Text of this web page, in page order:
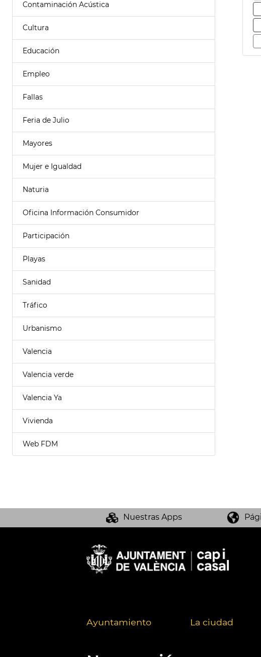
Contaminación Acústica
Cultura
Educación
Empleo
Fallas
Feria de Julio
Mayores
Mujer e Igualdad
Naturia
Oficina Información Consumidor
Participación
Playas
Sanidad
Tráfico
Urbanismo
Valencia
Valencia verde
Valencia Ya
Vivienda
Web FDM
Nuestras Apps
Ayuntamiento La ciudad